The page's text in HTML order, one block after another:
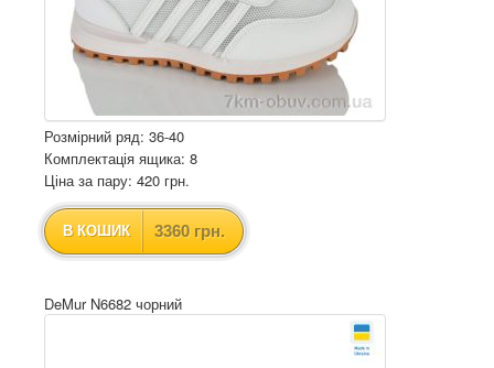
Розмірний ряд: 36-40
Комплектація ящика: 8
Ціна за пару: 420 грн.
В КОШИК 3360 грн.
DeMur N6682 чорний